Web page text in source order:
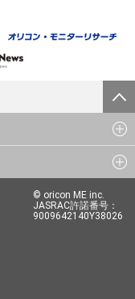
© oricon ME inc.
JASRAC許諾番号：
9009642140Y38026